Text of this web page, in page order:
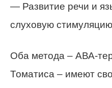
— Развитие речи и
слуховую
Оба метода – АВА-
Томатиса – имеют